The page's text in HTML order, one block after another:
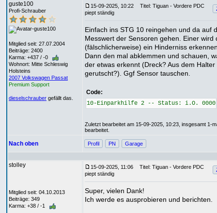
guste100
Profi-Schrauber
Mitglied seit: 27.07.2004
Beiträge: 2400
Karma: +437 / -0
Wohnort: Mitte Schleswig
Holsteins
2007 Volkswagen Passat
Premium Support
dieselschrauber gefällt das.
15-09-2025, 10:22
Titel: Tiguan - Vordere PDC
piept ständig
Einfach ins STG 10 reingehen und da auf
Messwert der Sensoren gehen. Einer wird
(fälschlicherweise) ein Hinderniss
Dann den mal abklemmen und schauen,
der etwas erkennt (Dreck? Aus dem Halter
gerutscht?). Ggf Sensor tauschen.
Code:
10-Einparkhilfe 2 -- Status: i.O. 0000
Zuletzt bearbeitet am 15-09-2025, 10:23, insgesamt 1-
bearbeitet.
Nach oben Profil PN Garage
stolley
Mitglied seit: 04.10.2013
Beiträge: 349
Karma: +38 / -1
15-09-2025, 11:06
Titel: Tiguan - Vordere PDC
piept ständig
Super, vielen Dank!
Ich werde es ausprobieren und berichten.